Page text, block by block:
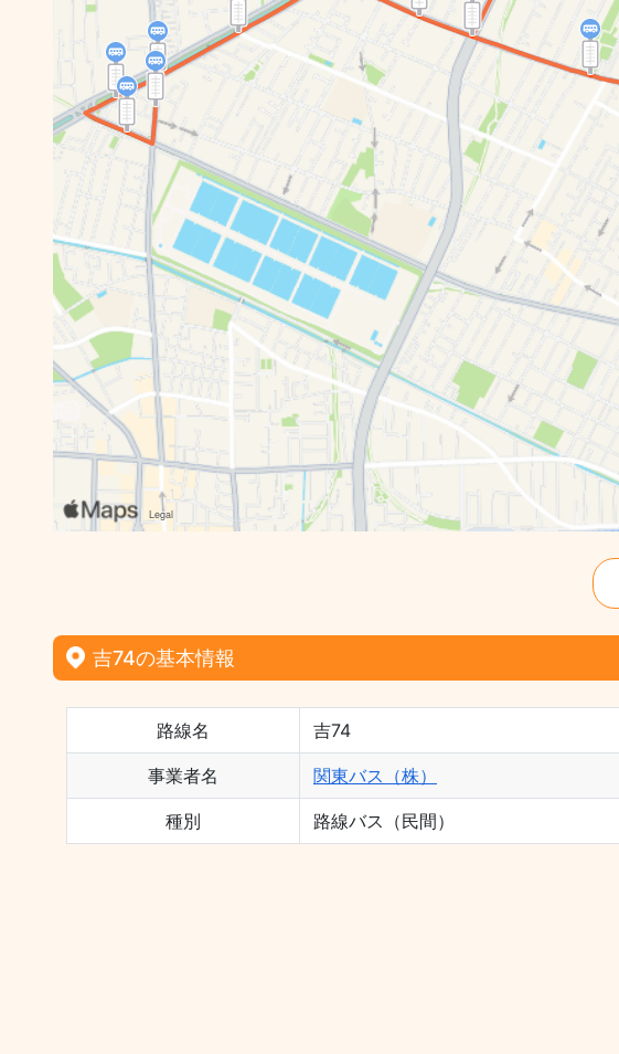
吉74の基本情報
路線名 吉74
事業者名 関東バス（株）
種別 路線バス（民間）